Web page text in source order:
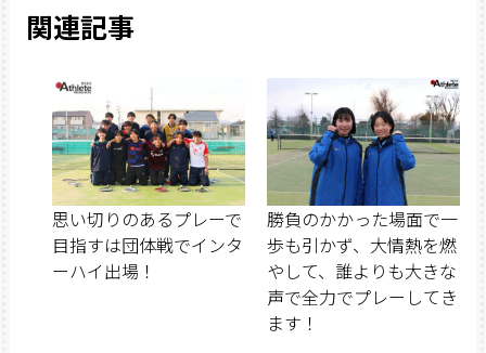
関連記事
思い切りのあるプレーで
目指すは団体戦でインタ
ーハイ出場！
勝負のかかった場面で一
歩も引かず、大情熱を燃
やして、誰よりも大きな
声で全力でプレーしてき
ます！